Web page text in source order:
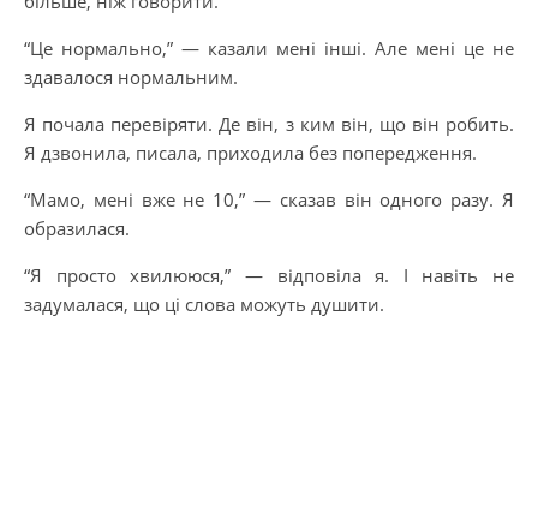
“Це нормально,” — казали мені інші. Але мені це не
здавалося нормальним.
Я почала перевіряти. Де він, з ким він, що він робить.
Я дзвонила, писала, приходила без попередження.
“Мамо, мені вже не 10,” — сказав він одного разу. Я
образилася.
“Я просто хвилююся,” — відповіла я. І навіть не
задумалася, що ці слова можуть душити.